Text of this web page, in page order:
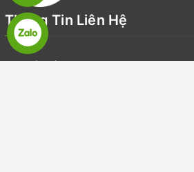
Thông Tin Liên Hệ